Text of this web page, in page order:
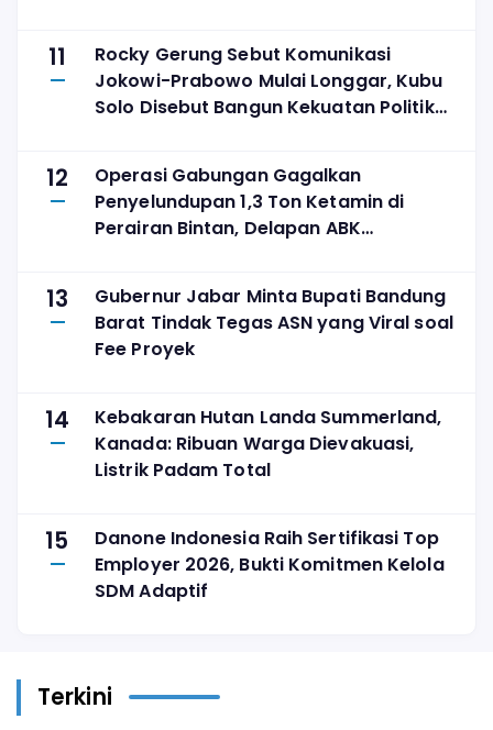
11
Rocky Gerung Sebut Komunikasi
Jokowi-Prabowo Mulai Longgar, Kubu
Solo Disebut Bangun Kekuatan Politik
12
Operasi Gabungan Gagalkan
Penyelundupan 1,3 Ton Ketamin di
Perairan Bintan, Delapan ABK
13
Gubernur Jabar Minta Bupati Bandung
Barat Tindak Tegas ASN yang Viral soal
Fee Proyek
14
Kebakaran Hutan Landa Summerland,
Kanada: Ribuan Warga Dievakuasi,
Listrik Padam Total
15
Danone Indonesia Raih Sertifikasi Top
Employer 2026, Bukti Komitmen Kelola
SDM Adaptif
Terkini